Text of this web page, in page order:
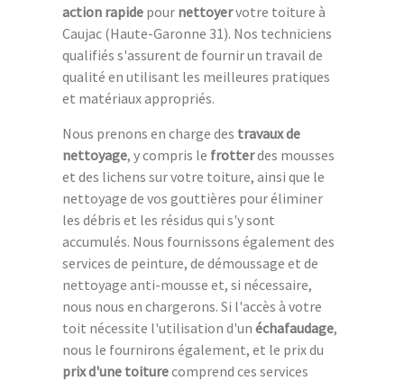
action rapide pour nettoyervotre toiture à
Caujac (Haute-Garonne 31). Nos techniciens
qualifiés s'assurent de fournir un travail de
qualité en utilisant les meilleures pratiques
et matériaux appropriés.
Nous prenons en charge des travaux de
nettoyage, y compris le frotterdes mousses
et des lichens sur votre toiture, ainsi que le
nettoyage de vos gouttières pour éliminer
les débris et les résidus qui s'y sont
accumulés. Nous fournissons également des
services de peinture, de démoussage et de
nettoyage anti-mousse et, si nécessaire,
nous nous en chargerons. Si l'accès à votre
toit nécessite l'utilisation d'un échafaudage,
nous le fournirons également, et le prix du
prix d'une toiturecomprend ces services